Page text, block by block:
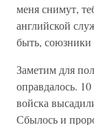
меня снимут,
английской
быть,
Заметим для
оправдалось.
войска
Сбылось и